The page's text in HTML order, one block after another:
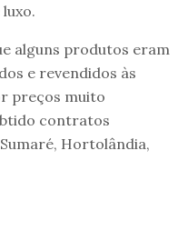
alguns produtos eram
e revendidos às
preços muito
contratos
Hortolândia,